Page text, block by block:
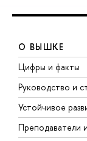
О ВЫШКЕ
Цифры и факты
Руководство и
Устойчивое
Преподаватели